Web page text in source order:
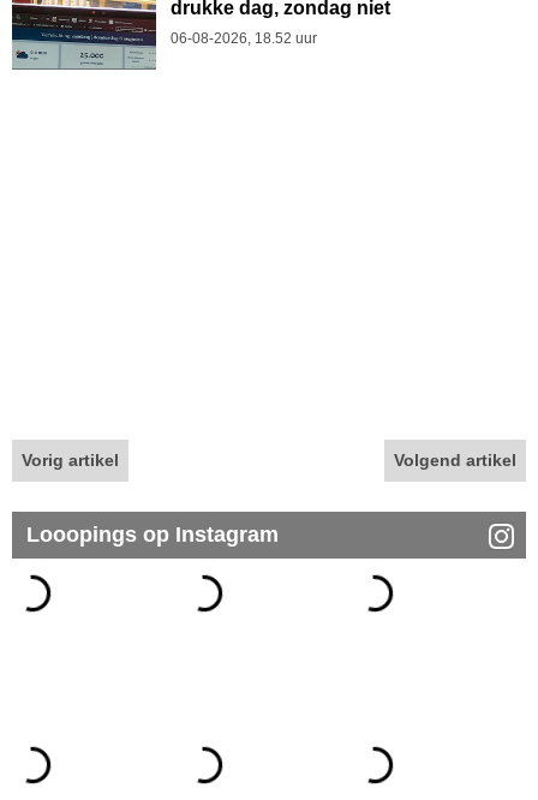
drukke dag, zondag niet
06-08-2026, 18.52 uur
Vorig artikel Volgend artikel
Looopings op Instagram